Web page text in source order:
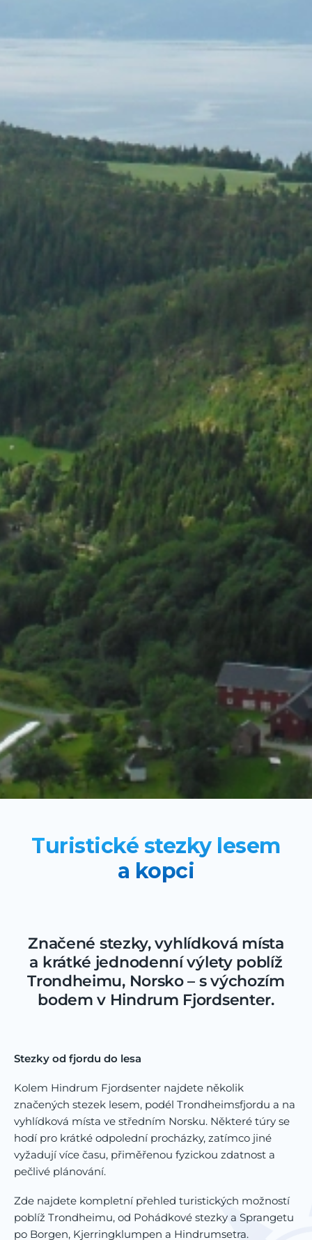
Turistické stezky lesem
a kopci
Značené stezky, vyhlídková místa
a krátké jednodenní výlety poblíž
Trondheimu, Norsko – s výchozím
bodem v Hindrum Fjordsenter.
Stezky od fjordu do lesa
Kolem Hindrum Fjordsenter najdete několik
značených stezek lesem, podél Trondheimsfjordu a na
vyhlídková místa ve středním Norsku. Některé túry se
hodí pro krátké odpolední procházky, zatímco jiné
vyžadují více času, přiměřenou fyzickou zdatnost a
pečlivé plánování.
Zde najdete kompletní přehled turistických možností
poblíž Trondheimu, od Pohádkové stezky a Sprangetu
po Borgen, Kjerringklumpen a Hindrumsetra.